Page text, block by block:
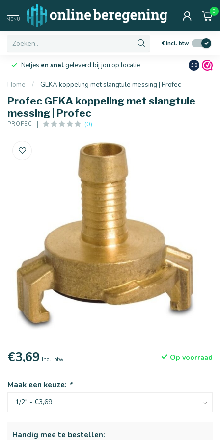
MENU
0
€Incl. btw
Netjes en snelgeleverd bij jou op locatie Ruim10
9.0
Home / GEKA koppeling met slangtule messing | Profec
Profec GEKA koppeling met slangtule
messing | Profec
PROFEC (0)
€3,69 Incl. btw Op voorraad
Maak een keuze: *
Handig mee te bestellen: